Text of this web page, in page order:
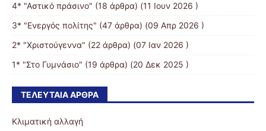
4* "Αστικό πράσινο" (18 άρθρα) (11 Ιουν 2026 )
3* "Ενεργός πολίτης" (47 άρθρα) (09 Απρ 2026 )
2* "Χριστούγεννα" (22 άρθρα) (07 Ιαν 2026 )
1* "Στο Γυμνάσιο" (19 άρθρα) (20 Δεκ 2025 )
ΤΕΛΕΥΤΑΊΑ ΆΡΘΡΑ
Κλιματική αλλαγή